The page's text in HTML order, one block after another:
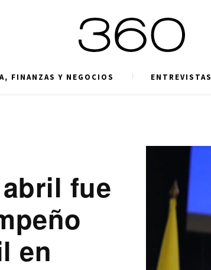
FINANZAS Y NEGOCIOS ENTREVISTAS
fue
en